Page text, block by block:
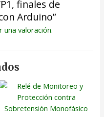
finales de
Arduino”
valoración.